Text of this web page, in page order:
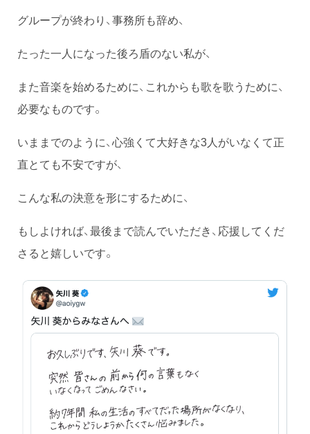
グループが終わり、事務所も辞め、
たった一人になった後ろ盾のない私が、
また音楽を始めるために、これからも歌を歌うために、
必要なものです。
いままでのように、心強くて大好きな3人がいなくて正
直とても不安ですが、
こんな私の決意を形にするために、
もしよければ、最後まで読んでいただき、応援してくだ
さると嬉しいです。